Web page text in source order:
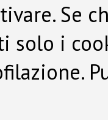
Se
solo i